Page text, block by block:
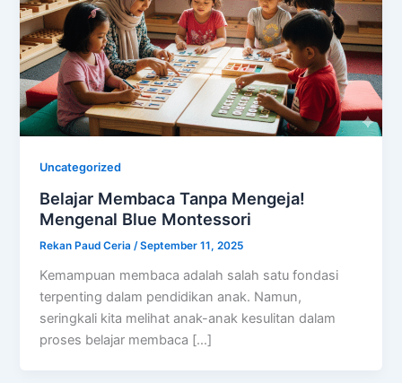
Uncategorized
Belajar Membaca Tanpa Mengeja!
Mengenal Blue Montessori
Rekan Paud Ceria/September 11, 2025
Kemampuan membaca adalah salah satu fondasi
terpenting dalam pendidikan anak. Namun,
seringkali kita melihat anak-anak kesulitan dalam
proses belajar membaca […]